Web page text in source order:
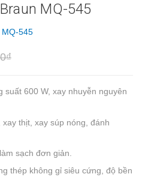
MQ-545
MQ-545
suất 600 W, xay nhuyễn nguyên
thịt, xay súp nóng, đánh
sạch đơn giản.
thép không gỉ siêu cứng, độ bền